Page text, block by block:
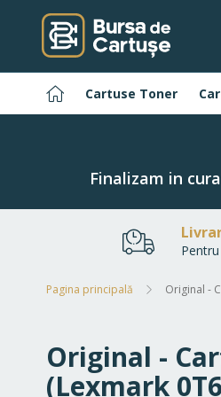
Navigați
la
Conținut
PaginaCartuse Toner
Finalizam in
Pagina principală Original -
Original -
(Lexmark